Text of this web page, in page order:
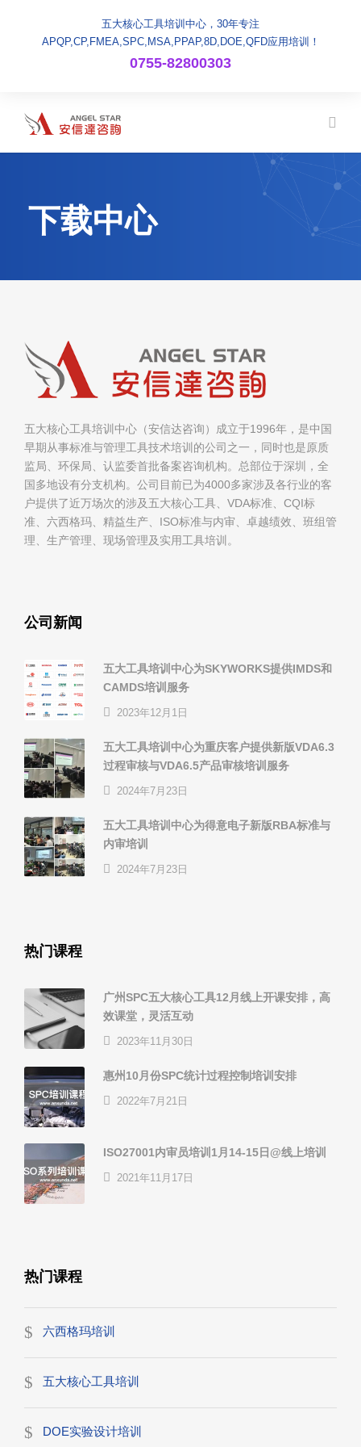
五大核心工具培训中心，30年专注
APQP,CP,FMEA,SPC,MSA,PPAP,8D,DOE,QFD应用培训！
0755-82800303
下载中心
五大核心工具培训中心（安信达咨询）成立于1996年，是中国
早期从事标准与管理工具技术培训的公司之一，同时也是原质
监局、环保局、认监委首批备案咨询机构。总部位于深圳，全
国多地设有分支机构。公司目前已为4000多家涉及各行业的客
户提供了近万场次的涉及五大核心工具、VDA标准、CQI标
准、六西格玛、精益生产、ISO标准与内审、卓越绩效、班组管
理、生产管理、现场管理及实用工具培训。
公司新闻
五大工具培训中心为SKYWORKS提供IMDS和
CAMDS培训服务
2023年12月1日
五大工具培训中心为重庆客户提供新版VDA6.3
过程审核与VDA6.5产品审核培训服务
2024年7月23日
五大工具培训中心为得意电子新版RBA标准与
内审培训
2024年7月23日
热门课程
广州SPC五大核心工具12月线上开课安排，高
效课堂，灵活互动
2023年11月30日
惠州10月份SPC统计过程控制培训安排
2022年7月21日
ISO27001内审员培训1月14-15日@线上培训
2021年11月17日
热门课程
六西格玛培训
五大核心工具培训
DOE实验设计培训